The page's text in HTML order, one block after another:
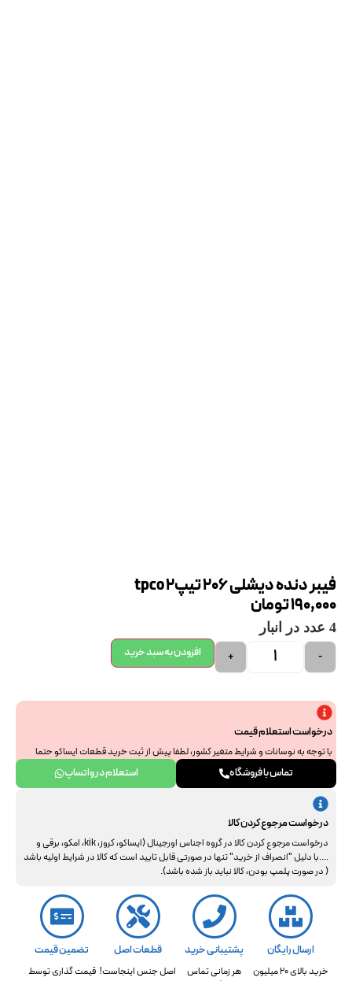
فیبر دنده دیشلی 206 تیپ2 tpco
190,000تومان
4 عدد در انبار
-
+ افزودن به سبد خرید
درخواست استعلام قیمت
با توجه به نوسانات و شرایط متغیر کشور، لطفا پیش از ثبت خرید قطعات ایساکو حتما
جهت استعلام نهایی با ما هماهنگ فرمایید. از همراهی و درک شما سپاسگزاریم.
تماس با فروشگاه استعلام در واتساپ
درخواست مرجوع کردن کالا
درخواست مرجوع کردن کالا در گروه اجناس اورجینال (ایساکو، کروز، kik، امکو، برقی و
....با دلیل "انصراف از خرید" تنها در صورتی قابل تایید است که کالا در شرایط اولیه باشد
( در صورت پلمپ بودن، کالا نباید باز شده باشد).
ارسال رایگان
خرید بالای 20 میلیون
پشتیبانی خرید
هر زمانی تماس
قطعات اصل
اصل جنس اینجاست!
تضمین قیمت
قیمت گذاری توسط